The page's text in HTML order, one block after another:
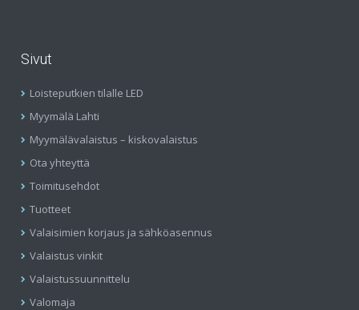
Sivut
Loisteputkien tilalle LED
Myymälä Lahti
Myymälävalaistus – kiskovalaistus
Ota yhteyttä
Toimitusehdot
Tuotteet
Valaisimien korjaus ja sähköasennus
Valaistus vinkit
Valaistussuunnittelu
Valomaja